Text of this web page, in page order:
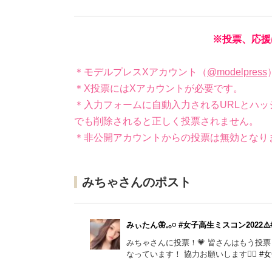
※投票、応援
＊モデルプレスXアカウント（@modelpress
＊X投票にはXアカウントが必要です。
＊入力フォームに自動入力されるURLとハッ
でも削除されると正しく投票されません。
＊非公開アカウントからの投票は無効となり
みちゃさんのポスト
みぃたん🦋𓈒𓂂𓏸 #女子高生ミスコン
みちゃさんに投票！💗 皆さんはもう投
なっています！ 協力お願いします🙇‍♀️ #